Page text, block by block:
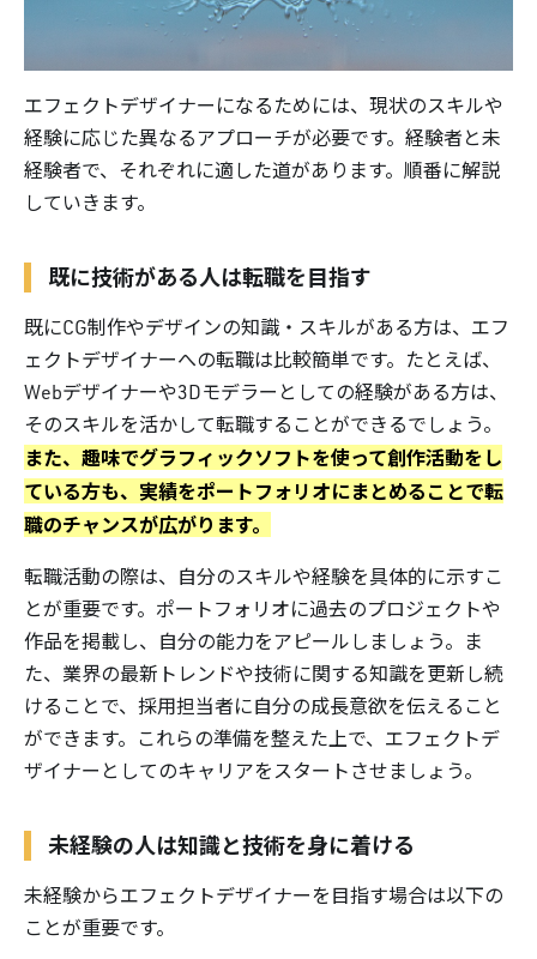
エフェクトデザイナーになるためには、現状のスキルや
経験に応じた異なるアプローチが必要です。経験者と未
経験者で、それぞれに適した道があります。順番に解説
していきます。
既に技術がある人は転職を目指す
既にCG制作やデザインの知識・スキルがある方は、エフ
ェクトデザイナーへの転職は比較簡単です。たとえば、
Webデザイナーや3Dモデラーとしての経験がある方は、
そのスキルを活かして転職することができるでしょう。
また、趣味でグラフィックソフトを使って創作活動をし
ている方も、実績をポートフォリオにまとめることで転
職のチャンスが広がります。
転職活動の際は、自分のスキルや経験を具体的に示すこ
とが重要です。ポートフォリオに過去のプロジェクトや
作品を掲載し、自分の能力をアピールしましょう。ま
た、業界の最新トレンドや技術に関する知識を更新し続
けることで、採用担当者に自分の成長意欲を伝えること
ができます。これらの準備を整えた上で、エフェクトデ
ザイナーとしてのキャリアをスタートさせましょう。
未経験の人は知識と技術を身に着ける
未経験からエフェクトデザイナーを目指す場合は以下の
ことが重要です。